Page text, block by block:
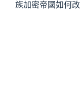
族加密帝國如何